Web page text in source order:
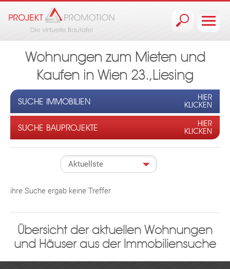
Wohnungen zum Mieten und
Kaufen in Wien 23.,Liesing
SUCHE IMMOBILIEN
HIER
KLICKEN
SUCHE BAUPROJEKTE
HIER
KLICKEN
ihre Suche ergab keine Treffer
Übersicht der aktuellen Wohnungen
und Häuser aus der Immobiliensuche